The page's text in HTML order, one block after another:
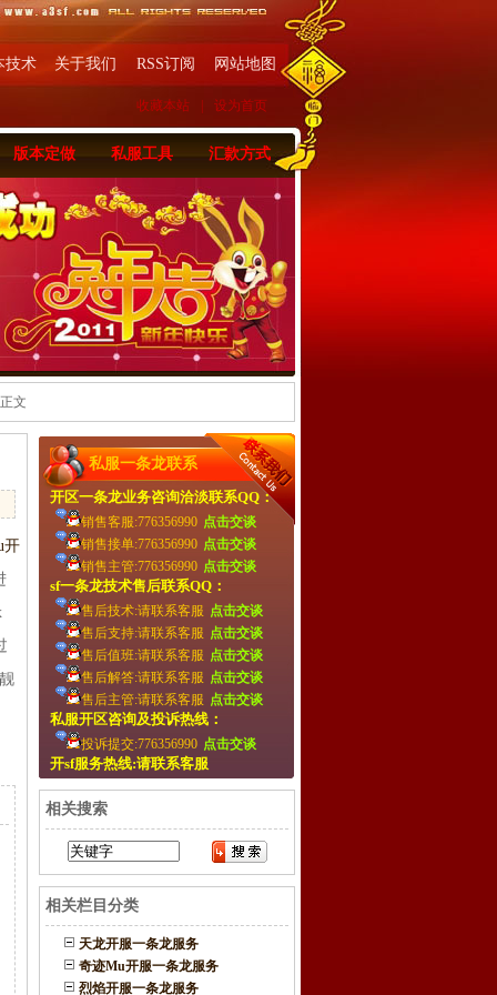
技术 关于我们 RSS订阅 网站地图
收藏本站 设为首页
版本定做 私服工具 汇款方式
文
开
私服一条龙联系
开区一条龙业务咨询洽淡联系QQ：
销售客服:776356990 点击交谈
销售接单:776356990 点击交谈
销售主管:776356990 点击交谈
sf一条龙技术售后联系QQ：
售后技术:请联系客服 点击交谈
售后支持:请联系客服 点击交谈
售后值班:请联系客服 点击交谈
售后解答:请联系客服 点击交谈
售后主管:请联系客服 点击交谈
私服开区咨询及投诉热线：
投诉提交:776356990 点击交谈
开sf服务热线:请联系客服
相关搜索
相关栏目分类
天龙开服一条龙服务
奇迹Mu开服一条龙服务
烈焰开服一条龙服务